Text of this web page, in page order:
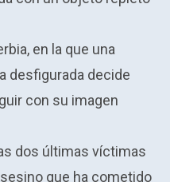
en la que una
desfigurada decide
con su imagen
dos últimas víctimas
que ha cometido